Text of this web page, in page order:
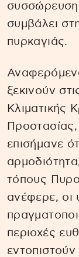
συσσώρευση
συμβάλει
πυρκαγιάς.
ξεκινούν
Κλιματικής
επισήμανε
τόπους
ανέφερε, οι
περιοχές